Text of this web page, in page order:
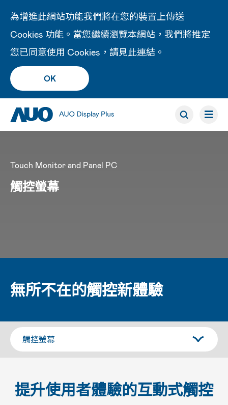
為增進此網站功能我們將在您的裝置上傳送
Cookies 功能。當您繼續瀏覽本網站，我們將推定
您已同意使用 Cookies，請見此連結 。
OK
Touch Monitor and Panel PC
觸控螢幕
無所不在的觸控新體驗
提升使用者體驗的互動式觸控